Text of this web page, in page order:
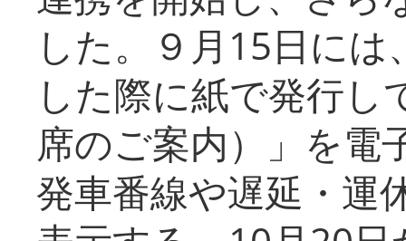
した。９月15日に
した際に紙で発行し
席のご案内）」を電
発車番線や遅延・運